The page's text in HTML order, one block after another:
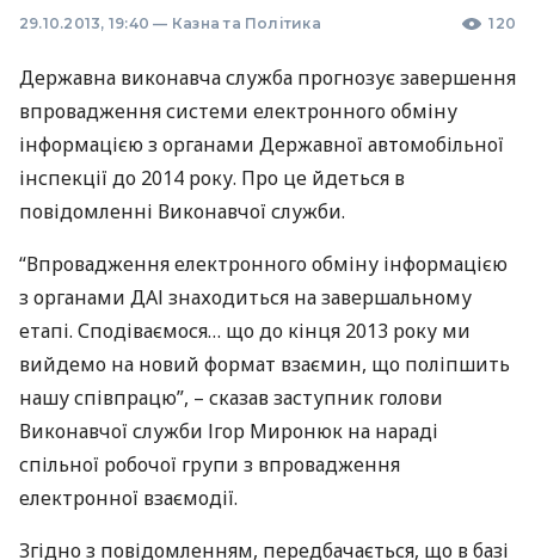
29.10.2013, 19:40 — Казна та Політика 120
Державна виконавча служба прогнозує завершення
впровадження системи електронного обміну
інформацією з органами Державної автомобільної
інспекції до 2014 року. Про це йдеться в
повідомленні Виконавчої служби.
“Впровадження електронного обміну інформацією
з органами ДАІ знаходиться на завершальному
етапі. Сподіваємося… що до кінця 2013 року ми
вийдемо на новий формат взаємин, що поліпшить
нашу співпрацю”, – сказав заступник голови
Виконавчої служби Ігор Миронюк на нараді
спільної робочої групи з впровадження
електронної взаємодії.
Згідно з повідомленням, передбачається, що в базі